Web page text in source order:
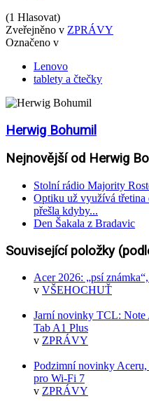
(1 Hlasovat)
Zveřejněno v ZPRÁVY
Označeno v
Lenovo
tablety a čtečky
Herwig Bohumil
Nejnovější od Herwig
Stolní rádio Majority
Optiku už využívá třetina
přešla kdyby...
Den Šakala z Bradavic
Související položky
Acer 2026: „psí
v VŠEHOCHUŤ
Jarní novinky TCL: Note
Tab A1 Plus
v ZPRÁVY
Podzimní novinky
pro Wi-Fi 7
v ZPRÁVY